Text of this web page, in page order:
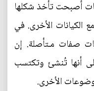
أصبحت تأخذ شكلها
الكيانات الأخرى. في
صفات مـتأصلة. إن
أنها تُنشئ وتكتسب
الأخرى.